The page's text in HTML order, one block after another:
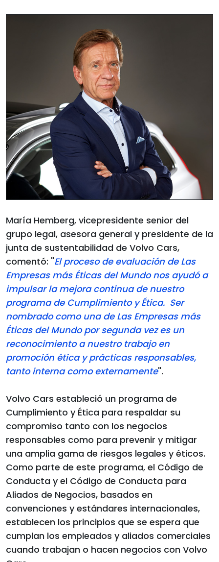
María Hemberg, vicepresidente senior del
grupo legal, asesora general y presidente de la
junta de sustentabilidad de Volvo Cars,
comentó: "El proceso de evaluación de Las
Empresas más Éticas del Mundo nos ayudó a
impulsar la mejora continua de nuestro
programa de Cumplimiento y Ética. Ser
nombrado como una de Las Empresas más
Éticas del Mundo por segunda vez es un
reconocimiento a nuestro trabajo en
promoción ética y prácticas responsables,
tanto interna como externamente".
Volvo Cars estableció un programa de
Cumplimiento y Ética para respaldar su
compromiso tanto con los negocios
responsables como para prevenir y mitigar
una amplia gama de riesgos legales y éticos.
Como parte de este programa, el Código de
Conducta y el Código de Conducta para
Aliados de Negocios, basados en
convenciones y estándares internacionales,
establecen los principios que se espera que
cumplan los empleados y aliados comerciales
cuando trabajan o hacen negocios con Volvo